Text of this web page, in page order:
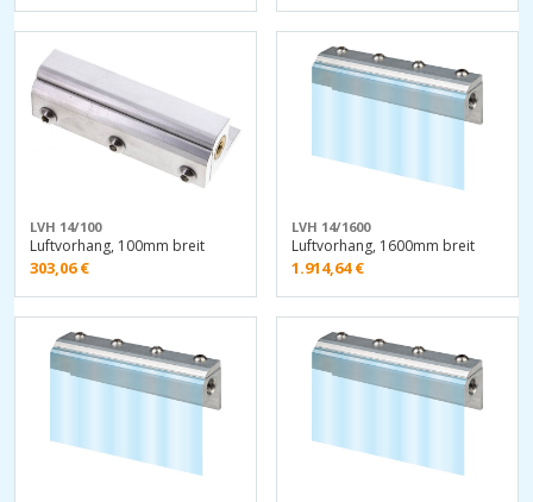
LVH 14/100
Luftvorhang, 100mm breit
303,06€
LVH 14/1600
Luftvorhang, 1600mm breit
1.914,64€